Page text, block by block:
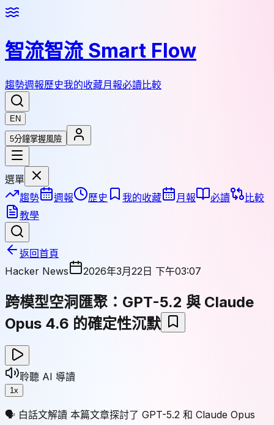
智流智流 Smart Flow
趨勢週報歷史我的收藏月報必讀比較
EN
5分鐘掌握風險
選單
趨勢
週報 歷史 我的收藏 月報 必讀
比較
教學
返回首頁
Hacker News
2026年3月22日 下午03:07
跨模型空洞匯聚：GPT-5.2 與 Claude
Opus 4.6 的確定性沉默
聆聽 AI 導讀
1x
🗣 白話文解讀 本篇文章探討了 GPT-5.2 和 Claude Opus